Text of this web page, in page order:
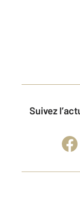
Suivez l’actualité immobilière et rejoignez-